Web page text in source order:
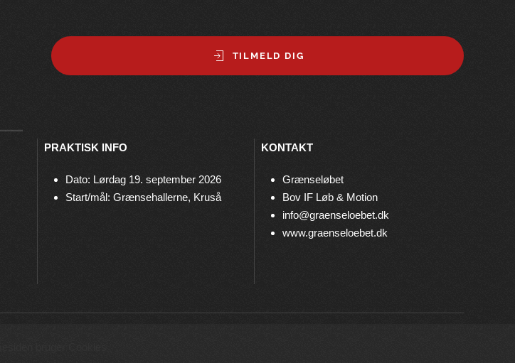
TILMELD DIG
PRAKTISK INFO
Dato: Lørdag 19. september 2026
Start/mål: Grænsehallerne, Kruså
KONTAKT
Grænseløbet
Bov IF Løb & Motion
info@graenseloebet.dk
www.graenseloebet.dk